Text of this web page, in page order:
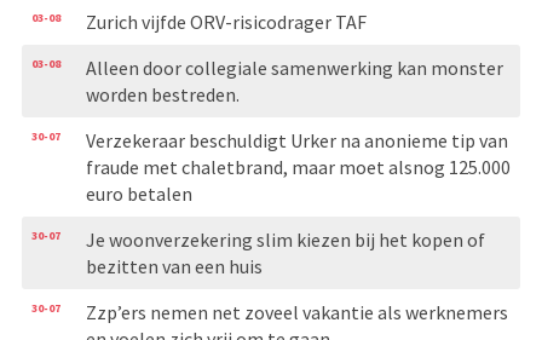
03-08 Zurich vijfde ORV-risicodrager TAF
03-08
Alleen door collegiale samenwerking kan monster
worden bestreden.
30-07
Verzekeraar beschuldigt Urker na anonieme tip van
fraude met chaletbrand, maar moet alsnog 125.000
euro betalen
30-07
Je woonverzekering slim kiezen bij het kopen of
bezitten van een huis
30-07
Zzp’ers nemen net zoveel vakantie als werknemers